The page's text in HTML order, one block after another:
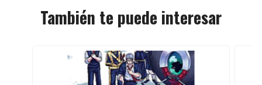
También te puede interesar